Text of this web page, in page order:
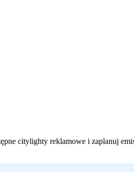
citylighty reklamowe i zaplanuj